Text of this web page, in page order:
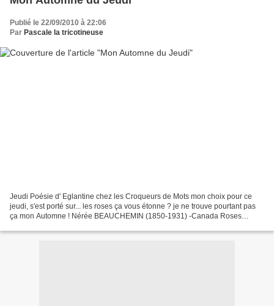
Publié le 22/09/2010 à 22:06
Par Pascale la tricotineuse
Jeudi Poésie d' Eglantine chez les Croqueurs de Mots mon choix pour ce
jeudi, s'est porté sur... les roses ça vous étonne ? je ne trouve pourtant pas
ça mon Automne ! Nérée BEAUCHEMIN (1850-1931) -Canada Roses